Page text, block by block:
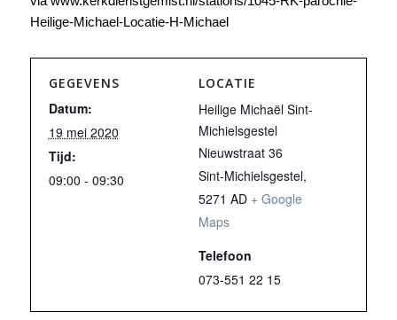
Heilige-Michael-Locatie-H-Michael
GEGEVENS
Datum:
19 mei 2020
Tijd:
09:00 - 09:30
LOCATIE
Heilige Michaël Sint-
Michielsgestel
Nieuwstraat 36
Sint-Michielsgestel,
5271 AD + Google
Maps
Telefoon
073-551 22 15